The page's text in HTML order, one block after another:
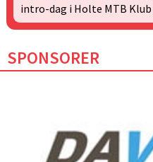
intro-dag i Holte MTB
SPONSORER